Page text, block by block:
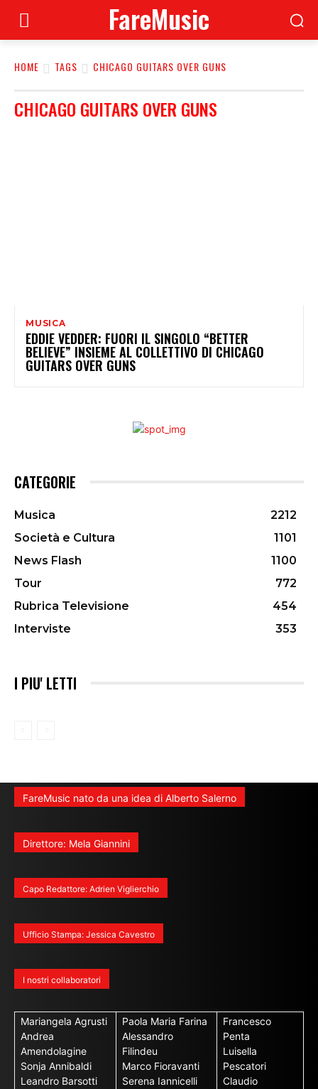
FareMusic
HOME TAGS CHICAGO GUITARS OVER GUNS
CHICAGO GUITARS OVER GUNS
MUSICA
EDDIE VEDDER: FUORI IL SINGOLO “BETTER
BELIEVE” INSIEME AL COLLETTIVO DI CHICAGO
GUITARS OVER GUNS
CATEGORIE
Musica
2212
Società e Cultura
1101
News Flash
1100
Tour
772
Rubrica Televisione
454
Interviste
353
I PIU' LETTI
FareMusic nato da una idea di Alberto Salerno
Direttore: Mela Giannini
Capo Redattore: Adrien Viglierchio
Ufficio Stampa: Jessica Cavestro
I nostri collaboratori
Mariangela Agrusti
Andrea
Amendolagine
Sonja Annibaldi
Leandro Barsotti
Paola Maria Farina
Alessandro
Filindeu
Marco Fioravanti
Serena Iannicelli
Francesco
Penta
Luisella
Pescatori
Claudio